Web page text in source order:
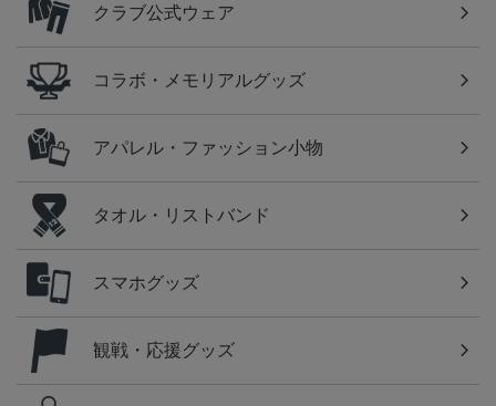
クラブ公式ウェア
コラボ・メモリアルグッズ
アパレル・ファッション小物
タオル・リストバンド
スマホグッズ
観戦・応援グッズ